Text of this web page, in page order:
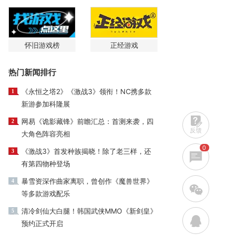
怀旧游戏榜 正经游戏
热门新闻排行
1
《永恒之塔2》《激战3》领衔！NC携多款
新游参加科隆展
2
网易《诡影藏锋》前瞻汇总：首测来袭，四
大角色阵容亮相
3
《激战3》首发种族揭晓！除了老三样，还
有第四物种登场
4
暴雪资深作曲家离职，曾创作《魔兽世界》
等多款游戏配乐
5
清冷剑仙大白腿！韩国武侠MMO《新剑皇》
预约正式开启
反馈
0
w
q